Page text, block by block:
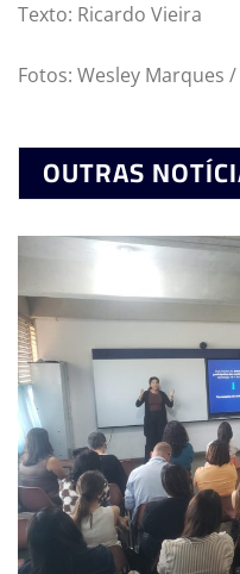
Texto: Ricardo Vieira
Fotos: Wesley Marques
OUTRAS